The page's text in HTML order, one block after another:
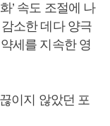
’ 속도 조절에 나
소한 데다 양극
세를 지속한 영
이지 않았던 포